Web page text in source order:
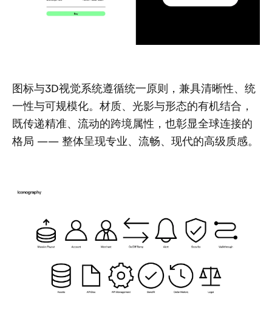
图标与3D视觉系统遵循统一原则，兼具清晰性、统
一性与可规模化。材质、光影与形态的有机结合，
既传递精准、流动的跨境属性，也彰显全球连接的
格局 —— 整体呈现专业、流畅、现代的高级质感。